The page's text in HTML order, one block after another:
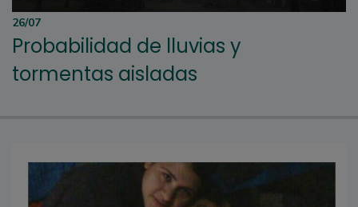
26/07
Probabilidad de lluvias y
tormentas aisladas